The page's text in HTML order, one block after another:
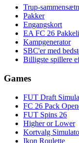
Trup-
Pakker
Engangskort
EA FC 26
Kampgenerator
SBC'er med
Billigste spillere
Games
FUT Draft
FC 26 Pack
FUT Spins 26
Higher or Lower
Kortvalg
Ikon Roulette